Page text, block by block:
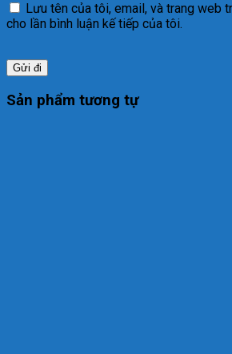
Lưu tên của tôi, email, và trang web
cho lần bình luận kế tiếp của tôi.
Sản phẩm tương tự